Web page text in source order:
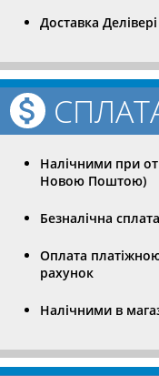
Доставка
Налічними при
Новою Поштою)
Безналічна сплата
Оплата
рахунок
Налічними в